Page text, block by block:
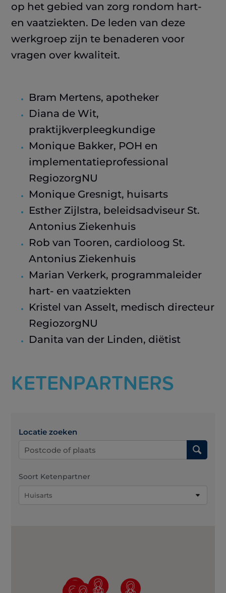
op het gebied van zorg rondom hart-
en vaatziekten. De leden van deze
werkgroep zijn te benaderen voor
vragen over kwaliteit.
Bram Mertens, apotheker
Diana de Wit,
praktijkverpleegkundige
Monique Bakker, POH en
implementatieprofessional
RegiozorgNU
Monique Gresnigt, huisarts
Esther Zijlstra, ‎beleidsadviseur St.
Antonius Ziekenhuis
Rob van Tooren, cardioloog St.
Antonius Ziekenhuis
Marian Verkerk, programmaleider
hart- en vaatziekten
Kristel van Asselt, medisch directeur
RegiozorgNU
Danita van der Linden, diëtist
KETENPARTNERS
Locatie zoeken
Soort Ketenpartner
Huisarts